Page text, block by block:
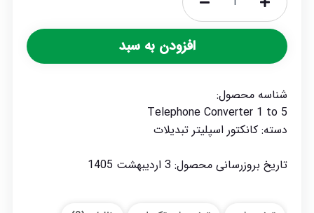
تبدیل
۱
۵
عدد
افزودن به سبد
شناسه محصول:
Telephone Converter 1 to 5
دسته: کانکتور اسپلیتر تبدیلات
تاریخ بروزرسانی محصول: 3 اردیبهشت 1405